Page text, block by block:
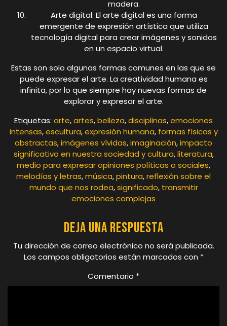
madera.
Arte digital: El arte digital es una forma
emergente de expresión artística que utiliza
tecnología digital para crear imágenes y sonidos
en un espacio virtual.
Estas son solo algunas formas comunes en las que se
puede expresar el arte. La creatividad humana es
infinita, por lo que siempre hay nuevas formas de
explorar y expresar el arte.
Etiquetas: arte,artes,belleza,disciplinas,emociones
intensas,escultura,expresión humana, formas físicas y
abstractas,imágenes vívidas,imaginación,impacto
significativo en nuestra sociedad y cultura,literatura,
medio para expresar opiniones políticas o sociales,
melodías y letras,música,pintura,reflexión sobre el
mundo que nos rodea,significado, transmitir
emociones complejas
Deja una respuesta
Tu dirección de correo electrónico no será publicada.
Los campos obligatorios están marcados con *
Comentario *